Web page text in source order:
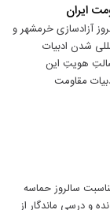
ایران‌
آزادسازی خرمشهر و
شدن ادبیات
هویتِ این
مقاومت
سالروز حماسه
و درسی ماندگار از